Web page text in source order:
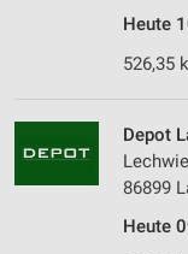
Heute
526,35
Depot
86899
Heute